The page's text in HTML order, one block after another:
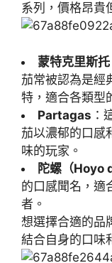
系列，價格昂貴
蒙特克里斯
茄常被認為是經
特，適合各類型
Partagas ：
茄以濃郁的口感
味的玩家。
陀螺（Hoyo
的口感聞名，適
者。
想選擇合適的品
結合自身的口味